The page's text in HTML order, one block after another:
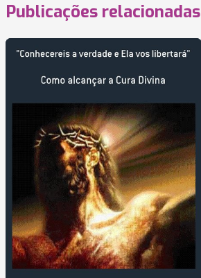
Publicações relacionadas